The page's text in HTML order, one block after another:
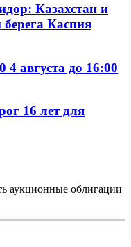
Казахстан и
Каспия
августа до 16:00
16 лет для
аукционные облигации